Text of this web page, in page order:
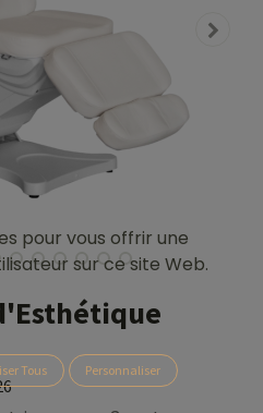
pour vous offrir une
sur ce site Web.
Tous Personnaliser